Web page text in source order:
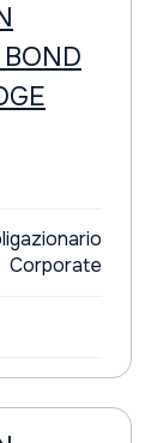
Corporate